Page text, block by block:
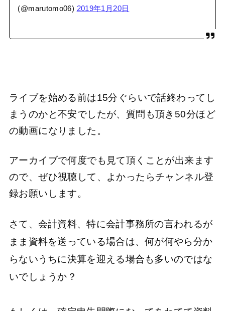
(@marutomo06) 2019年1月20日
ライブを始める前は15分ぐらいで話終わってし
まうのかと不安でしたが、質問も頂き50分ほど
の動画になりました。
アーカイブで何度でも見て頂くことが出来ます
ので、ぜひ視聴して、よかったらチャンネル登
録お願いします。
さて、会計資料、特に会計事務所の言われるが
まま資料を送っている場合は、何が何やら分か
らないうちに決算を迎える場合も多いのではな
いでしょうか？